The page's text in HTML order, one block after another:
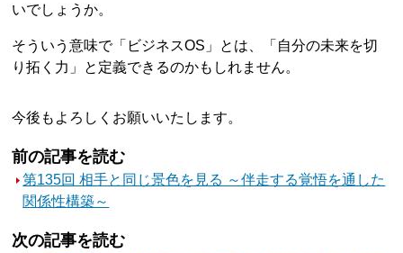
いでしょうか。
そういう意味で「ビジネスOS」とは、「自分の未来を切
り拓く力」と定義できるのかもしれません。
今後もよろしくお願いいたします。
前の記事を読む
第135回 相手と同じ景色を見る ～伴走する覚悟を通した
関係性構築～
次の記事を読む